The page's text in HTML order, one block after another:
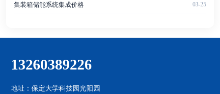
集装箱储能系统集成价格 03-25
13260389226
地址：保定大学科技园光阳园